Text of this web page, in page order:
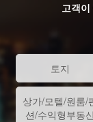
고객
토지
상가/모텔/원룸/
션/수익형부동